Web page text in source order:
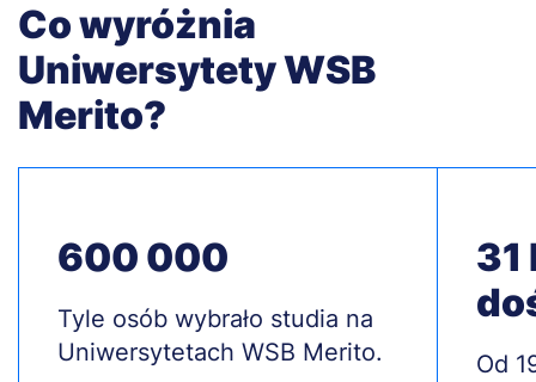
Co wyróżnia
Uniwersytety WSB
Merito?
600 000
Treść
Tyle osób wybrało studia na
Uniwersytetach WSB Merito.
31
Od